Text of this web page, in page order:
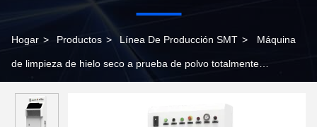
Hogar > Productos > Línea De Producción SMT > Máquina
de limpieza de hielo seco a prueba de polvo totalmente